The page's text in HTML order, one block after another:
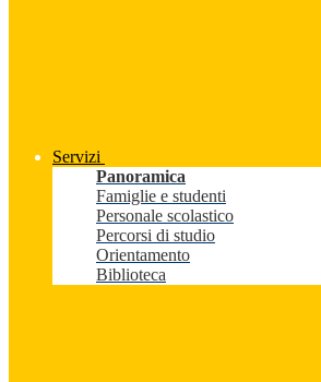
Servizi
Panoramica
Famiglie e studenti
Personale scolastico
Percorsi di studio
Orientamento
Biblioteca